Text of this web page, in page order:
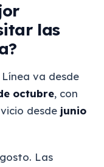
las
va desde
octubre, con
desde junio
Las